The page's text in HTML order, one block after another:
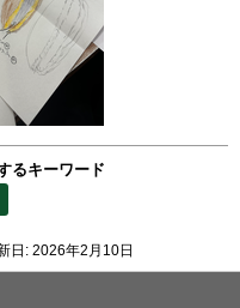
るキーワード
日: 2026年2月10日